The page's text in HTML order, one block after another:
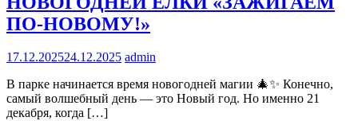
ПО-НОВОМУ!»
17.12.202524.12.2025 admin
В парке начинается время новогодней магии 🎄✨ Конечно,
самый волшебный день — это Новый год. Но именно 21
декабря, когда […]